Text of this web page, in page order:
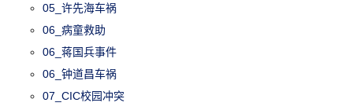
05_许先海车祸
06_病童救助
06_蒋国兵事件
06_钟道昌车祸
07_CIC校园冲突